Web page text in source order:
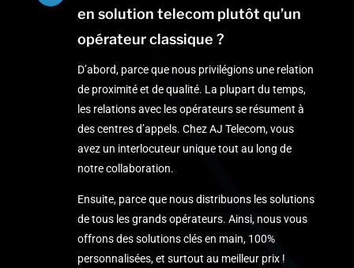
en solution telecom plutôt qu’un
opérateur classique ?
D’abord, parce que nous privilégions une relation
de proximité et de qualité. La plupart du temps,
les relations avec les opérateurs se résument à
des centres d’appels. Chez AJ Telecom, vous
avez un interlocuteur unique tout au long de
notre collaboration.
Ensuite, parce que nous distribuons les solutions
de tous les grands opérateurs. Ainsi, nous vous
offrons des solutions clés en main, 100%
personnalisées, et surtout au meilleur prix !